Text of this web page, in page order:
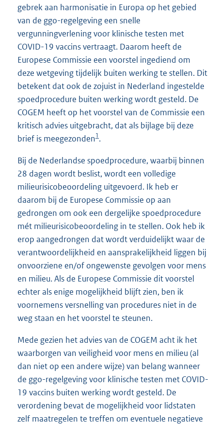
gebrek aan harmonisatie in Europa op het gebied
van de ggo-regelgeving een snelle
vergunningverlening voor klinische testen met
COVID-19 vaccins vertraagt. Daarom heeft de
Europese Commissie een voorstel ingediend om
deze wetgeving tijdelijk buiten werking te stellen. Dit
betekent dat ook de zojuist in Nederland ingestelde
spoedprocedure buiten werking wordt gesteld. De
COGEM heeft op het voorstel van de Commissie een
kritisch advies uitgebracht, dat als bijlage bij deze
brief is meegezonden1.
Bij de Nederlandse spoedprocedure, waarbij binnen
28 dagen wordt beslist, wordt een volledige
milieurisicobeoordeling uitgevoerd. Ik heb er
daarom bij de Europese Commissie op aan
gedrongen om ook een dergelijke spoedprocedure
mét milieurisicobeoordeling in te stellen. Ook heb ik
erop aangedrongen dat wordt verduidelijkt waar de
verantwoordelijkheid en aansprakelijkheid liggen bij
onvoorziene en/of ongewenste gevolgen voor mens
en milieu. Als de Europese Commissie dit voorstel
echter als enige mogelijkheid blijft zien, ben ik
voornemens versnelling van procedures niet in de
weg staan en het voorstel te steunen.
Mede gezien het advies van de COGEM acht ik het
waarborgen van veiligheid voor mens en milieu (al
dan niet op een andere wijze) van belang wanneer
de ggo-regelgeving voor klinische testen met COVID-
19 vaccins buiten werking wordt gesteld. De
verordening bevat de mogelijkheid voor lidstaten
zelf maatregelen te treffen om eventuele negatieve